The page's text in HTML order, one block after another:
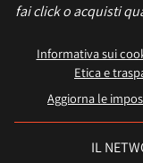
fai click o acquisti
Informativa sui
Etica e
Aggiorna le
IL